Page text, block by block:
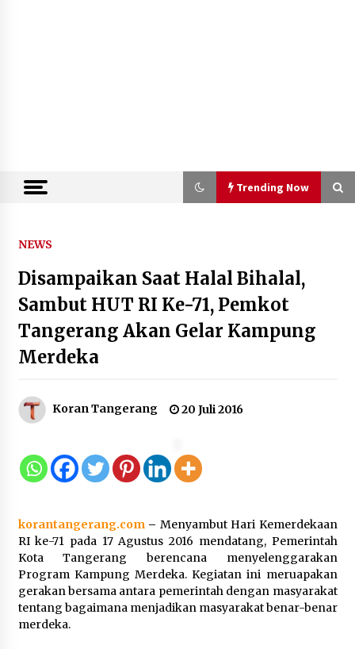
Trending Now
Kejari Kota Tangerang Bongkar
Korupsi Rp5,49 Miliar: Sewa Pesawat
Fiktif, Eks VP Angkasa Pura Kargo
Ditahan
Listrik, Wapres Dorong Link and
Soroti Minimnya Faktor Keamanan
Transportasi Laut
5 Agustus 2026
NEWS
Disampaikan Saat Halal Bihalal,
Sambut HUT RI Ke-71, Pemkot
Tangerang Akan Gelar Kampung
Merdeka
Koran Tangerang 20 Juli 2016
korantangerang.com– Menyambut Hari Kemerdekaan
RI ke-71 pada 17 Agustus 2016 mendatang, Pemerintah
Kota Tangerang berencana menyelenggarakan
Program Kampung Merdeka. Kegiatan ini meruapakan
gerakan bersama antara pemerintah dengan masyarakat
tentang bagaimana menjadikan masyarakat benar-benar
merdeka.